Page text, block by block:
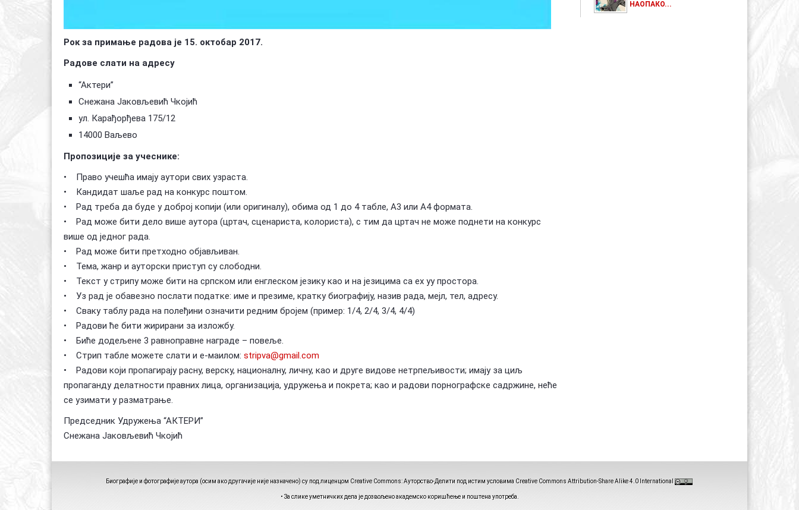
Рок за примање радова је 15. октобар 2017.
Радове слати на адресу
“Актери”
Снежана Јаковљевић Чкојић
ул. Карађорђева 175/12
14000 Ваљево
Пропозиције за учеснике:
• Право учешћа имају аутори свих узраста.
• Кандидат шаље рад на конкурс поштом.
• Рад треба да буде у доброј копији (или оригиналу), обима од 1 до 4 табле, А3 или А4 формата.
• Рад може бити дело више аутора (цртач, сценариста, колориста), с тим да цртач не може поднети на конкурс
више од једног рада.
• Рад може бити претходно објављиван.
• Тема, жанр и ауторски приступ су слободни.
• Текст у стрипу може бити на српском или енглеском језику као и на језицима са еx yу простора.
• Уз рад је обавезно послати податке: име и презиме, кратку биографију, назив рада, мејл, тел, адресу.
• Сваку таблу рада на полеђини означити редним бројем (пример: 1/4, 2/4, 3/4, 4/4)
• Радови ће бити жирирани за изложбу.
• Биће додељене 3 равноправне награде – повеље.
• Стрип табле можете слати и е-маилом: stripva@gmail.com
• Радови који пропагирају расну, верску, националну, личну, као и друге видове нетрпељивости; имају за циљ
пропаганду делатности правних лица, организација, удружења и покрета; као и радови порнографске садржине, неће
се узимати у разматрање.
Председник Удружења “АКТЕРИ”
Снежана Јаковљевић Чкојић
НАОПАКО...
Биографије и фотографије аутора (осим ако другачије није назначено) су под лиценцом Creative Commons: Ауторство-Делити под истим условима Creative Commons Attribution-Share Alike 4.0 International
• За слике уметничких дела је дозвољено академско коришћење и поштена употреба.